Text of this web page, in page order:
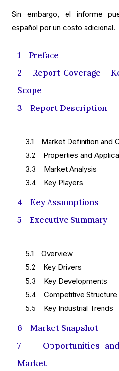
Sin embargo, el informe
español por un costo adicional.
1 Preface
2 Report Coverage –
Scope
3 Report Description
3.1 Market Definition and
3.2 Properties and
3.3 Market Analysis
3.4 Key Players
4 Key Assumptions
5 Executive Summary
5.1 Overview
5.2 Key Drivers
5.3 Key Developments
5.4 Competitive Structure
5.5 Key Industrial Trends
6 Market Snapshot
7 Opportunities and
Market